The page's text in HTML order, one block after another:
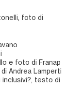
foto di
e foto di Franap
Andrea Lamperti
inclusivi?, testo di